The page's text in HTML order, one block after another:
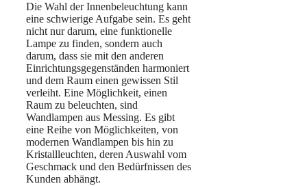
Die Wahl der Innenbeleuchtung kann
eine schwierige Aufgabe sein. Es geht
nicht nur darum, eine funktionelle
Lampe zu finden, sondern auch
darum, dass sie mit den anderen
Einrichtungsgegenständen harmoniert
und dem Raum einen gewissen Stil
verleiht. Eine Möglichkeit, einen
Raum zu beleuchten, sind
Wandlampen aus Messing. Es gibt
eine Reihe von Möglichkeiten, von
modernen Wandlampen bis hin zu
Kristallleuchten, deren Auswahl vom
Geschmack und den Bedürfnissen des
Kunden abhängt.